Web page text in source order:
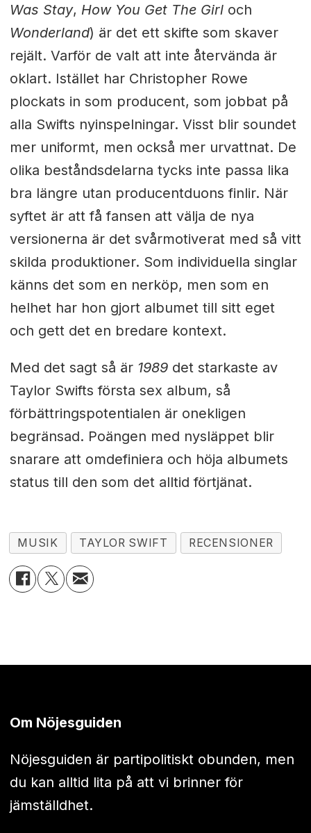
Was Stay, How You Get The Girloch
Wonderland) är det ett skifte som skaver
rejält. Varför de valt att inte återvända är
oklart. Istället har Christopher Rowe
plockats in som producent, som jobbat på
alla Swifts nyinspelningar. Visst blir soundet
mer uniformt, men också mer urvattnat. De
olika beståndsdelarna tycks inte passa lika
bra längre utan producentduons finlir. När
syftet är att få fansen att välja de nya
versionerna är det svårmotiverat med så vitt
skilda produktioner. Som individuella singlar
känns det som en nerköp, men som en
helhet har hon gjort albumet till sitt eget
och gett det en bredare kontext.
Med det sagt så är 1989det starkaste av
Taylor Swifts första sex album, så
förbättringspotentialen är onekligen
begränsad. Poängen med nysläppet blir
snarare att omdefiniera och höja albumets
status till den som det alltid förtjänat.
MUSIK TAYLOR SWIFT RECENSIONER
Om Nöjesguiden
Nöjesguiden är partipolitiskt obunden, men
du kan alltid lita på att vi brinner för
jämställdhet.